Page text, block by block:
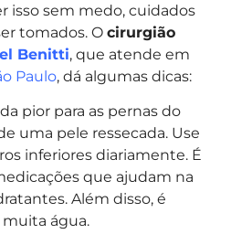
isso sem medo, cuidados
tomados. O cirurgião
Benitti, que atende em
Paulo, dá algumas dicas:
pior para as pernas do
uma pele ressecada. Use
inferiores diariamente. É
que ajudam na
Além disso, é
água.